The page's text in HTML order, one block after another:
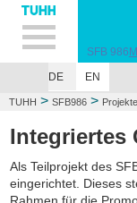
Hauptnavigation
Unternavigation
Inhalt
Suche
SFB 986 M
DE
EN
TUHH > SFB986 > Projekte
Integriertes
Als Teilprojekt des
eingerichtet. Dieses
Rahmen für die